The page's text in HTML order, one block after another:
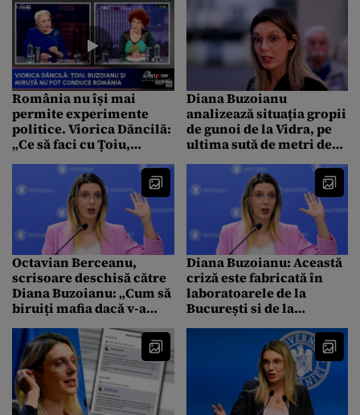
fato? Ce comentarii a
primit
consultare publică a
bugetului AFM
România nu își mai
permite experimente
politice. Viorica Dăncilă:
„Ce să faci cu Țoiu,
Oamenii aceștia nu pot
conduce țara.”
Diana Buzoianu
analizează situația gropii
de gunoi de la Vidra, pe
ultima sută de metri de
apară un alt depozit
competitor”
Octavian Berceanu,
scrisoare deschisă către
Diana Buzoianu: „Cum să
biruiți mafia dacă v-a
dovedit un sat?”
Diana Buzoianu: Această
criză este fabricată în
laboratoarele de la
București si de la
Moscova